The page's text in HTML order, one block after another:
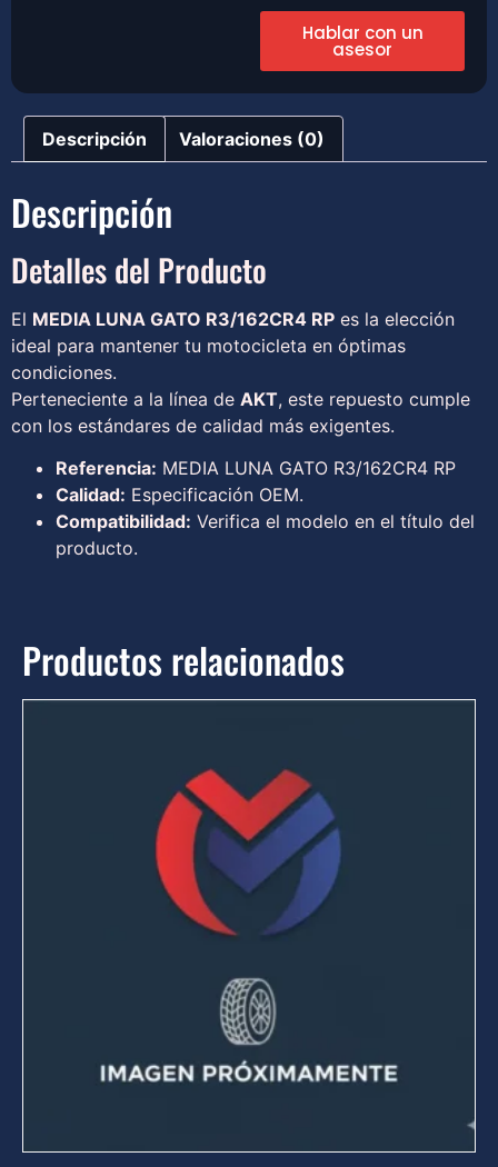
Hablar con un
asesor
Descripción Valoraciones (0)
Descripción
Detalles del Producto
El MEDIA LUNA GATO R3/162CR4 RP es la elección
ideal para mantener tu motocicleta en óptimas
condiciones.
Perteneciente a la línea de AKT, este repuesto cumple
con los estándares de calidad más exigentes.
Referencia: MEDIA LUNA GATO R3/162CR4 RP
Calidad: Especificación OEM.
Compatibilidad: Verifica el modelo en el título del
producto.
Productos relacionados